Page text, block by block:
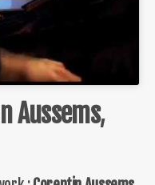
Aussems,